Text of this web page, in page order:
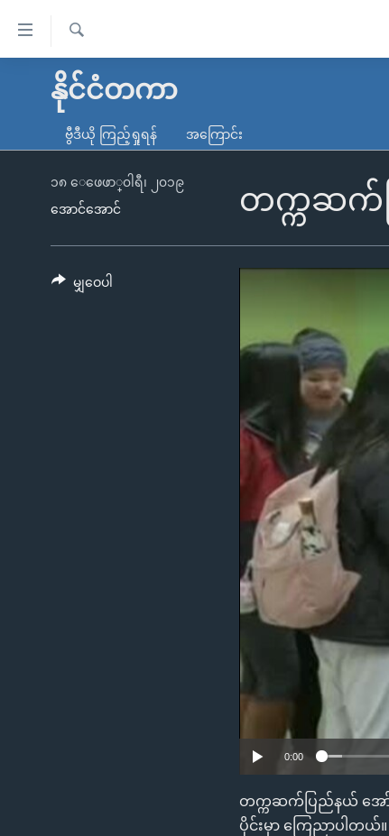
လွယ်ကူ
သည့်
မူလစာမျက်နှာ
ကမ္ဘာ့သတင်းများ
နိုင်ငံတကာ
အမေရိကန်
တရုတ်
အစ္စရေး-ပါလက်စတိုင်း
သတင်းလွတ်လပ်ခွင့်
ရပ်ဝန်းတခု လမ်းတခု အလွန်
အင်္ဂလိပ်စာလေ့လာမယ်
ရှာဖွေ
ရ
လာ
နိုင်ငံတကာ
ဗွီဒီယို ကြည့်ရှုရန် အကြောင်း
တက္ကဆက်ပ
၁၈ ေဖေဖာ္၀ါရီ၊ ၂၀၁၉
အောင်အောင်
0:00
တက္ကဆက်ပြည်နယ် အော်
ပိုင်းမှာ ကြေညာပါတယ်
မျှဝေပါ